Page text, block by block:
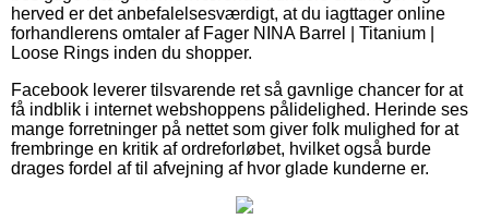
herved er det anbefalelsesværdigt, at du iagttager online
forhandlerens omtaler af Fager NINA Barrel | Titanium |
Loose Rings inden du shopper.
Facebook leverer tilsvarende ret så gavnlige chancer for at
få indblik i internet webshoppens pålidelighed. Herinde ses
mange forretninger på nettet som giver folk mulighed for at
frembringe en kritik af ordreforløbet, hvilket også burde
drages fordel af til afvejning af hvor glade kunderne er.